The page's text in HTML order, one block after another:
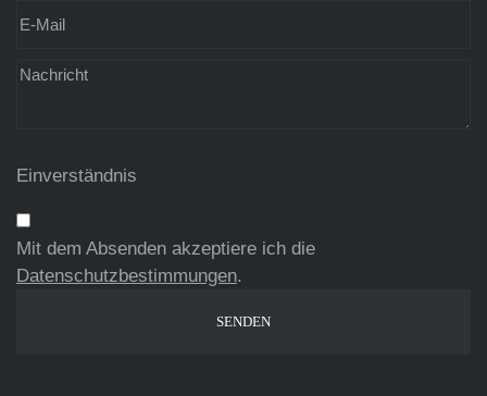
Einverständnis
Mit dem Absenden akzeptiere ich die
Datenschutzbestimmungen.